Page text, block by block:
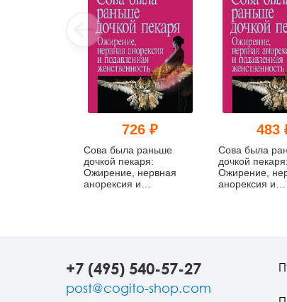
726 ₽
Сова была раньше
дочкой пекаря:
Ожирение, нервная
анорексия и
483
Сова была
дочкой пекаря:
Ожирение,
анорексия и
+7 (495) 540-57-27
post@cogito-shop.com